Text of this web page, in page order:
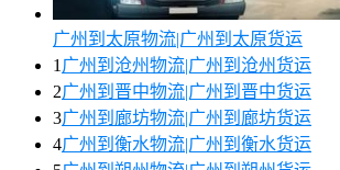
广州到太原物流|广州到太原货运
1 广州到沧州物流|广州到沧州货运
2广州到晋中物流|广州到晋中货运
3广州到廊坊物流|广州到廊坊货运
4广州到衡水物流|广州到衡水货运